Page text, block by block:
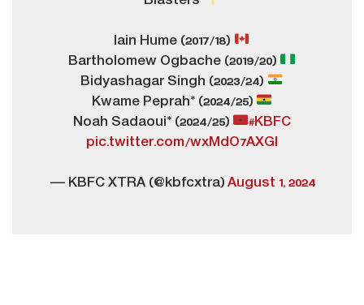
Iain Hume (2017/18)
Bartholomew Ogbache (2019/20)
Bidyashagar Singh (2023/24)
Kwame Peprah* (2024/25)
Noah Sadaoui* (2024/25)
#KBFC
pic.twitter.com/wxMdO7AXGl
— KBFC XTRA (@kbfcxtra) August 1, 2024